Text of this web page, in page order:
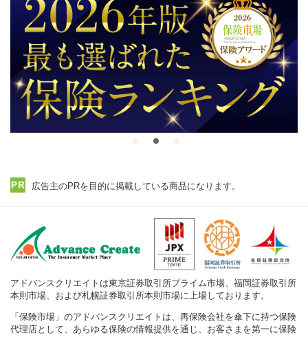
広告主のPRを目的に掲載している商品になります。
アドバンスクリエイトは東京証券取引所プライム市場、福岡証券取引所
本則市場、および札幌証券取引所本則市場に上場しております。
「保険市場」のアドバンスクリエイトは、再保険会社を傘下に持つ保険
代理店として、あらゆる保険の情報提供を通じ、お客さまを第一に保険